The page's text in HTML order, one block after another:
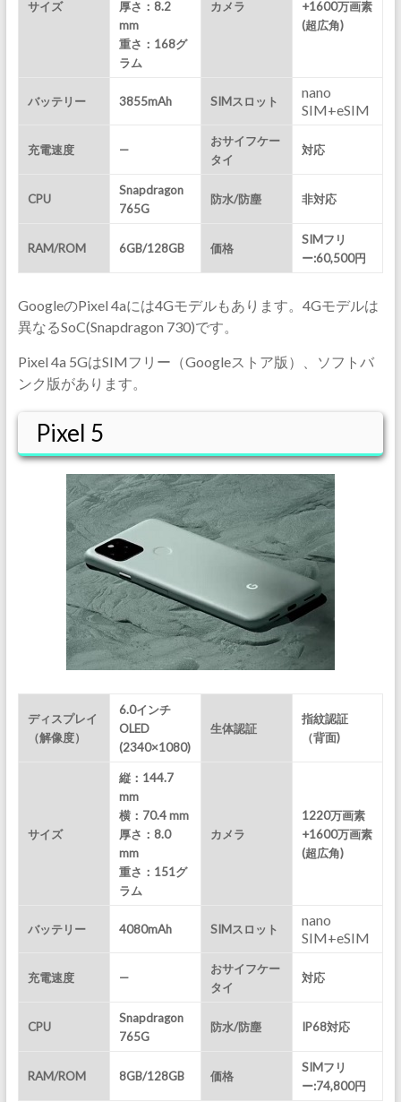
サイズ
厚さ：8.2
mm
重さ：168グ
ラム
カメラ
+1600万画素
(超広角)
バッテリー 3855mAh SIMスロット
nano
SIM+eSIM
充電速度 —
おサイフケー
タイ
対応
CPU
Snapdragon
765G
防水/防塵 非対応
RAM/ROM 6GB/128GB 価格
SIMフリ
ー:60,500円
GoogleのPixel 4aには4Gモデルもあります。4Gモデルは
異なるSoC(Snapdragon 730)です。
Pixel 4a 5GはSIMフリー（Googleストア版）、ソフトバ
ンク版があります。
Pixel 5
ディスプレイ
（解像度）
6.0インチ
OLED
(2340×1080)
生体認証
指紋認証
（背面)
サイズ
縦：144.7
mm
横：70.4 mm
厚さ：8.0
mm
重さ：151グ
ラム
カメラ
1220万画素
+1600万画素
(超広角)
バッテリー 4080mAh SIMスロット
nano
SIM+eSIM
充電速度 —
おサイフケー
タイ
対応
CPU
Snapdragon
765G
防水/防塵 IP68対応
RAM/ROM 8GB/128GB 価格
SIMフリ
ー:74,800円